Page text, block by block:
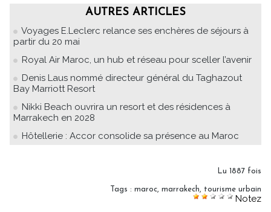
AUTRES ARTICLES
Voyages E.Leclerc relance ses enchères de séjours à
partir du 20 mai
Royal Air Maroc, un hub et réseau pour sceller l’avenir
Denis Laus nommé directeur général du Taghazout
Bay Marriott Resort
Nikki Beach ouvrira un resort et des résidences à
Marrakech en 2028
Hôtellerie : Accor consolide sa présence au Maroc
Lu 1887 fois
Tags : maroc, marrakech, tourisme urbain
Notez